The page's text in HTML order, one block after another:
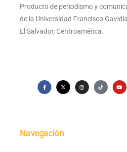
Producto de periodismo y
de la Universidad Francisco
El Salvador, Centroamérica.
Navegación